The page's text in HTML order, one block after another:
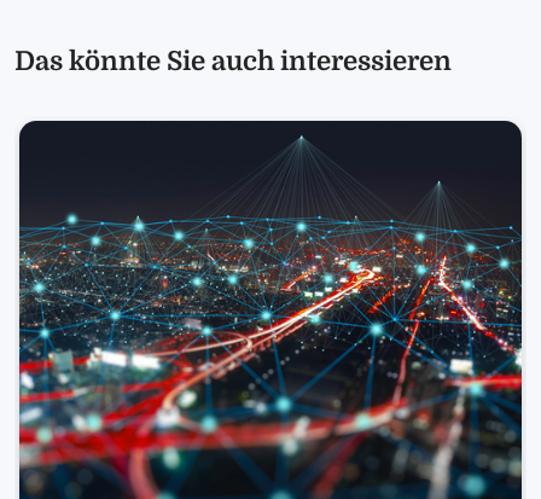
Das könnte Sie auch interessieren